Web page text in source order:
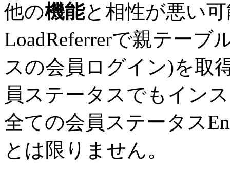
他の機能と相性が悪い
LoadReferrerで親テーブ
スの会員ログイン)を取
員ステータスでもイン
全ての会員ステータス
とは限りません。